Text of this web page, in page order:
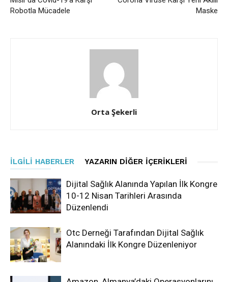
Robotla Mücadele
Maske
Orta Şekerli
İLGILI HABERLER YAZARIN DIĞER İÇERIKLERI
Dijital Sağlık Alanında Yapılan İlk Kongre
10-12 Nisan Tarihleri Arasında
Düzenlendi
Otc Derneği Tarafından Dijital Sağlık
Alanındaki İlk Kongre Düzenleniyor